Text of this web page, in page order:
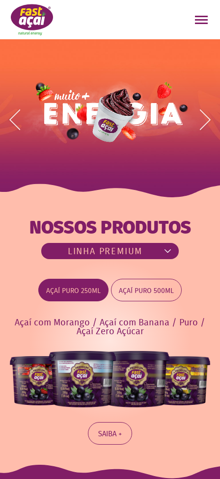
NOSSOS PRODUTOS
AÇAÍ PURO 250ML AÇAÍ PURO 500ML
Açaí com Morango / Açaí com Banana / Puro /
Açaí Zero Açúcar
SAIBA +